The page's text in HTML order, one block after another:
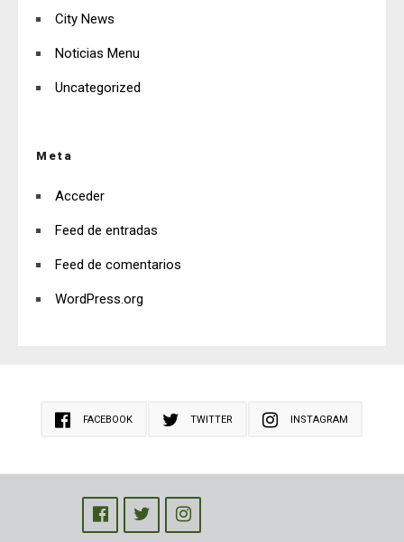
City News
Noticias Menu
Uncategorized
Meta
Acceder
Feed de entradas
Feed de comentarios
WordPress.org
FACEBOOK TWITTER INSTAGRAM